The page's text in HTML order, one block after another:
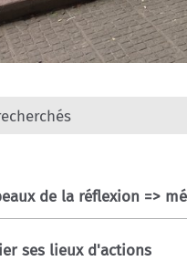
de la réflexion =>
ses lieux d'actions